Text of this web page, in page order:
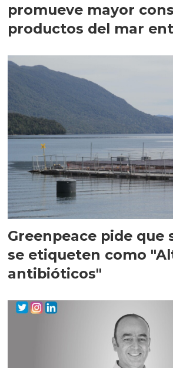
promueve mayor
productos del mar
Greenpeace pide que
se etiqueten como
antibióticos"